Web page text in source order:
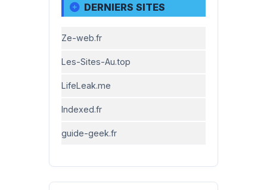
DERNIERS SITES
Ze-web.fr
Les-Sites-Au.top
LifeLeak.me
Indexed.fr
guide-geek.fr